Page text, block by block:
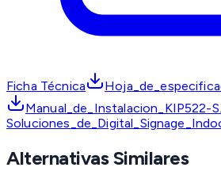
Ficha Técnica
Manual_de_Instalacion_KIP522-
Alternativas Similares